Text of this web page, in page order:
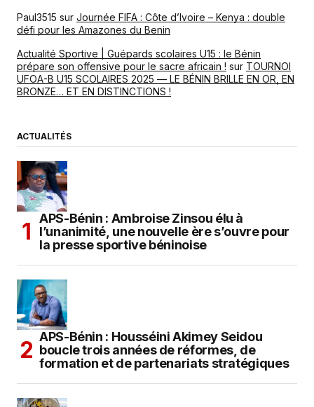
Paul3515 sur Journée FIFA : Côte d’Ivoire – Kenya : double
défi pour les Amazones du Benin
Actualité Sportive | Guépards scolaires U15 : le Bénin
prépare son offensive pour le sacre africain ! sur TOURNOI
UFOA-B U15 SCOLAIRES 2025 — LE BÉNIN BRILLE EN OR, EN
BRONZE… ET EN DISTINCTIONS !
ACTUALITÉS
APS-Bénin : Ambroise Zinsou élu à
l’unanimité, une nouvelle ère s’ouvre pour
la presse sportive béninoise
APS-Bénin : Housséini Akimey Seidou
boucle trois années de réformes, de
formation et de partenariats stratégiques